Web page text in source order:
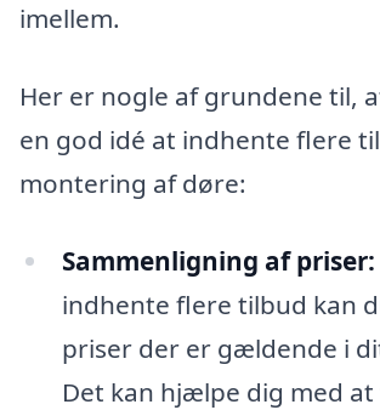
imellem.
Her er nogle af grundene til,
en god idé at indhente flere
montering af døre:
Sammenligning af priser:
indhente flere tilbud kan
priser der er gældende i
Det kan hjælpe dig med